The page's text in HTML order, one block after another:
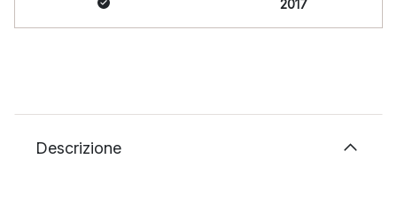
2017
Descrizione